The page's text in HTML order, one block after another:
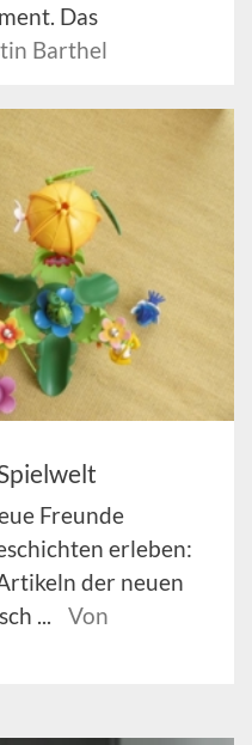
Das
Barthel
Freunde
erleben:
der neuen
...
Von